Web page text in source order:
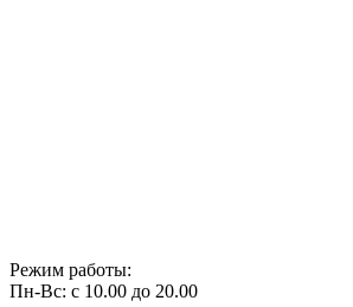
Режим работы:
Пн-Вс: с 10.00 до 20.00